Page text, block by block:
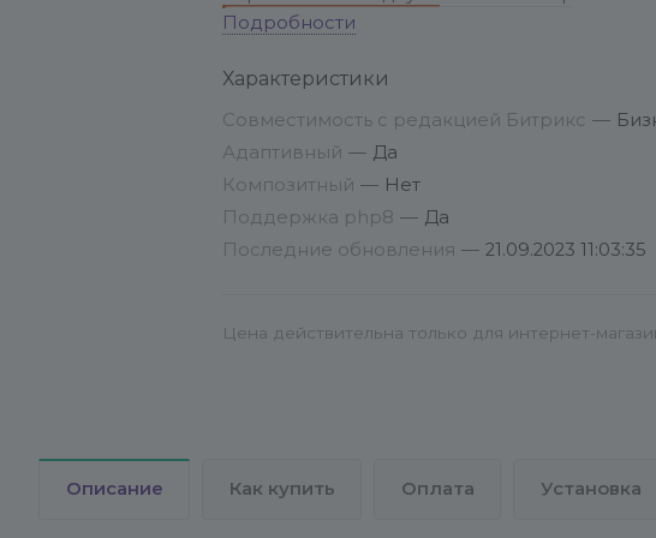
Подробности
Характеристики
Совместимость с редакцией Битрикс —
Адаптивный — Да
Композитный — Нет
Поддержка php8 — Да
Последние обновления — 21.09.2023 11:03:35
Цена действительна только для интернет-
Описание Как купить Оплата Установка